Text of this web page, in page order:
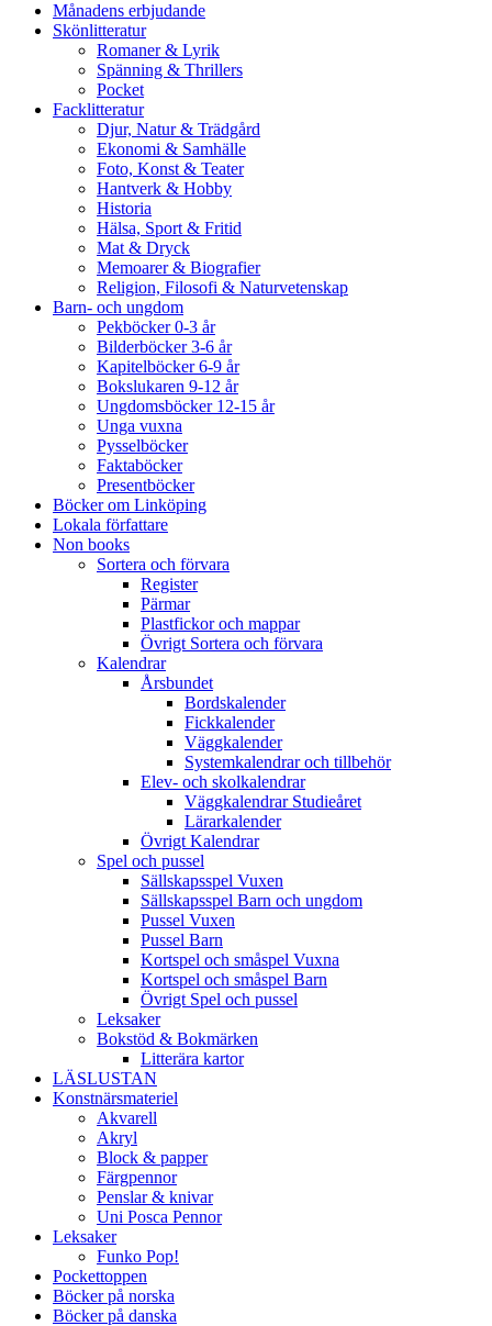
Månadens erbjudande
Skönlitteratur
Romaner & Lyrik
Spänning & Thrillers
Pocket
Facklitteratur
Djur, Natur & Trädgård
Ekonomi & Samhälle
Foto, Konst & Teater
Hantverk & Hobby
Historia
Hälsa, Sport & Fritid
Mat & Dryck
Memoarer & Biografier
Religion, Filosofi & Naturvetenskap
Barn- och ungdom
Pekböcker 0-3 år
Bilderböcker 3-6 år
Kapitelböcker 6-9 år
Bokslukaren 9-12 år
Ungdomsböcker 12-15 år
Unga vuxna
Pysselböcker
Faktaböcker
Presentböcker
Böcker om Linköping
Lokala författare
Non books
Sortera och förvara
Register
Pärmar
Plastfickor och mappar
Övrigt Sortera och förvara
Kalendrar
Årsbundet
Bordskalender
Fickkalender
Väggkalender
Systemkalendrar och tillbehör
Elev- och skolkalendrar
Väggkalendrar Studieåret
Lärarkalender
Övrigt Kalendrar
Spel och pussel
Sällskapsspel Vuxen
Sällskapsspel Barn och ungdom
Pussel Vuxen
Pussel Barn
Kortspel och småspel Vuxna
Kortspel och småspel Barn
Övrigt Spel och pussel
Leksaker
Bokstöd & Bokmärken
Litterära kartor
LÄSLUSTAN
Konstnärsmateriel
Akvarell
Akryl
Block & papper
Färgpennor
Penslar & knivar
Uni Posca Pennor
Leksaker
Funko Pop!
Pockettoppen
Böcker på norska
Böcker på danska